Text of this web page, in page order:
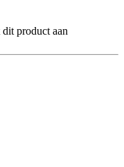
dit product aan